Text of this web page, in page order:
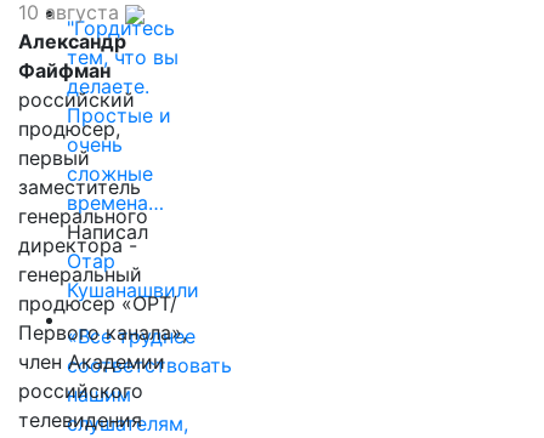
"Гордитесь
тем, что вы
делаете.
Простые и
очень
сложные
времена…
Написал
Отар
Кушанашвили
«Все труднее
соответствовать
нашим
слушателям,
10 августа
Александр
Файфман
российский
продюсер,
первый
заместитель
генерального
директора -
генеральный
продюсер «ОРТ/
Первого канала»,
член Академии
российского
телевидения